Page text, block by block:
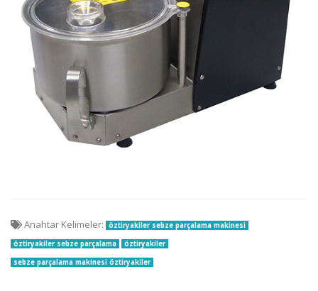
Anahtar Kelimeler:
öztiryakiler sebze parçalama makinesi
öztiryakiler sebze parçalama
öztiryakiler
sebze parçalama makinesi öztiryakiler